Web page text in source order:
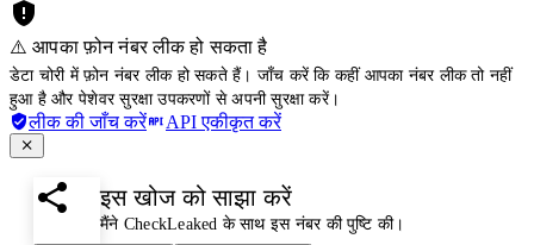
⚠️ आपका फ़ोन नंबर लीक हो सकता है
डेटा चोरी में फ़ोन नंबर लीक हो सकते हैं। जाँच करें कि कहीं आपका नंबर लीक तो नहीं
हुआ है और पेशेवर सुरक्षा उपकरणों से अपनी सुरक्षा करें।
लीक की जाँच करें API एकीकृत करें
इस खोज को साझा करें
मैंने CheckLeaked के साथ इस नंबर की पुष्टि की।